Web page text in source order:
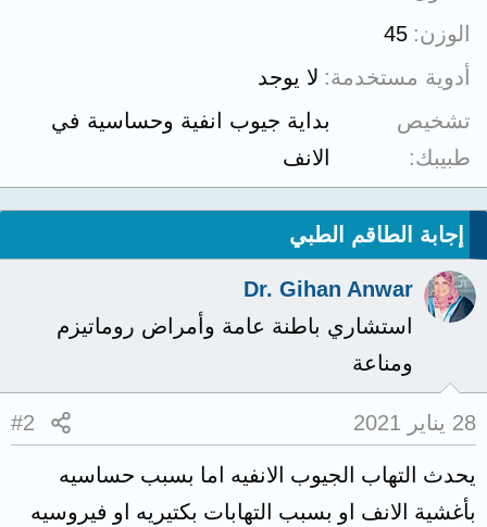
الوزن 45
أدوية مستخدمة لا يوجد
تشخيص
طبيبك
بداية جيوب انفية وحساسية في
الانف
إجابة الطاقم الطبي
Dr. Gihan Anwar
استشاري باطنة عامة وأمراض روماتيزم
ومناعة
28 يناير 2021 #2
يحدث التهاب الجيوب الانفيه اما بسبب حساسيه
بأغشية الانف او بسبب التهابات بكتيريه او فيروسيه